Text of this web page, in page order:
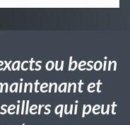
ou besoin
et
qui peut